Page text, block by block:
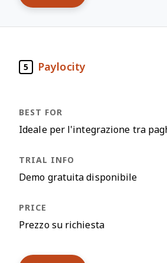
5 Paylocity
Ideale per l'integrazione tra
Demo gratuita disponibile
Prezzo su richiesta